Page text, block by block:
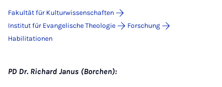
Fakultät für Kulturwissenschaften
Institut für Evangelische Theologie
Forschung
Habilitationen
PD Dr. Richard Janus (Borchen):